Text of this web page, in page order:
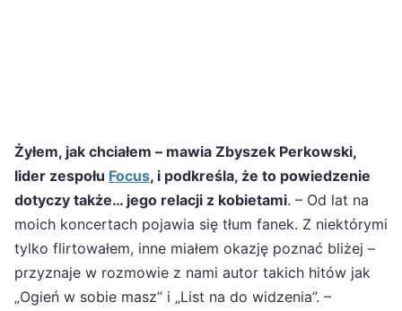
Żyłem, jak chciałem – mawia Zbyszek Perkowski,
lider zespołu Focus, i podkreśla, że to powiedzenie
dotyczy także… jego relacji z kobietami. – Od lat na
moich koncertach pojawia się tłum fanek. Z niektórymi
tylko flirtowałem, inne miałem okazję poznać bliżej –
przyznaje w rozmowie z nami autor takich hitów jak
„Ogień w sobie masz” i „List na do widzenia”. –